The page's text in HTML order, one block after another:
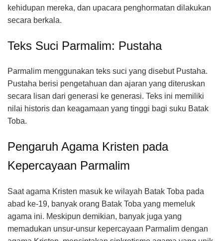
kehidupan mereka, dan upacara penghormatan dilakukan
secara berkala.
Teks Suci Parmalim: Pustaha
Parmalim menggunakan teks suci yang disebut Pustaha.
Pustaha berisi pengetahuan dan ajaran yang diteruskan
secara lisan dari generasi ke generasi. Teks ini memiliki
nilai historis dan keagamaan yang tinggi bagi suku Batak
Toba.
Pengaruh Agama Kristen pada
Kepercayaan Parmalim
Saat agama Kristen masuk ke wilayah Batak Toba pada
abad ke-19, banyak orang Batak Toba yang memeluk
agama ini. Meskipun demikian, banyak juga yang
memadukan unsur-unsur kepercayaan Parmalim dengan